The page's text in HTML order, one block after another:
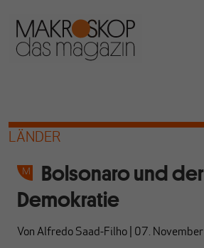
LÄNDER
Bolsonaro und
Demokratie
Von Alfredo Saad-Filho 07.